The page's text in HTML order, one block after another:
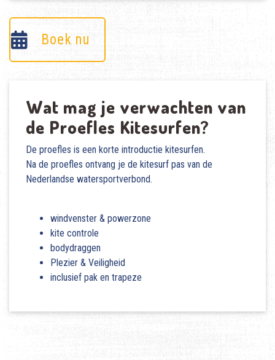
Boek nu
Wat mag je verwachten van
de Proefles Kitesurfen?
De proefles is een korte introductie kitesurfen.
Na de proefles ontvang je de kitesurf pas van de
Nederlandse watersportverbond.
windvenster & powerzone
kite controle
bodydraggen
Plezier & Veiligheid
inclusief pak en trapeze